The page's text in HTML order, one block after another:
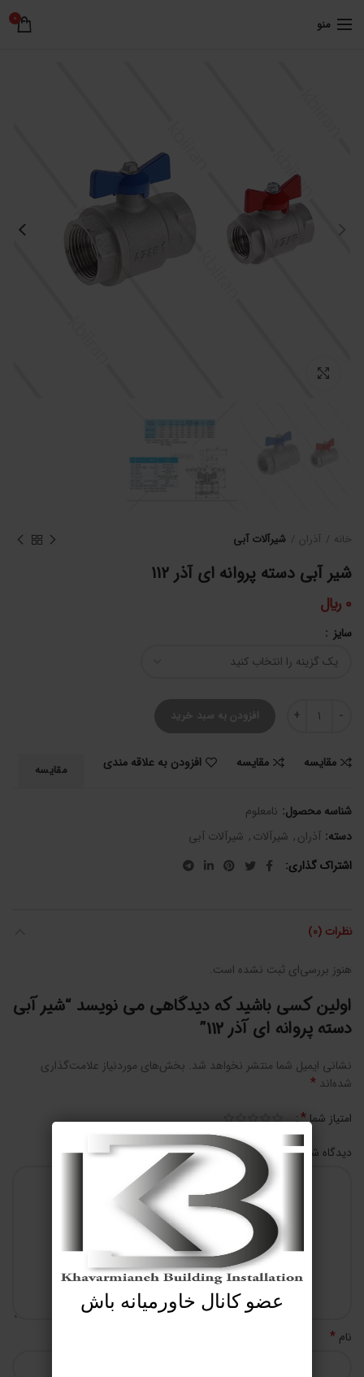
منو 0
خانه آذران شیرآلات آبی
شیر آبی دسته پروانه ای آذر 112
0 ﷼
سایز
شیر آبی دسته پروانه ای آذر 112 عددافزودن به سبد خرید
مقایسه مقایسه افزودن به علاقه مندی مقایسه
شناسه محصول: نامعلوم
دسته: آذران, شیرآلات, شیرآلات آبی
اشتراک گذاری
نظرات (0)
هنوز بررسی‌ای ثبت نشده است.
اولین کسی باشید که دیدگاهی می نویسد “شیر آبی
دسته پروانه ای آذر 112”
نشانی ایمیل شما منتشر نخواهد شد. بخش‌های موردنیاز علامت‌گذاری
شده‌اند *
امتیاز شما*
دیدگاه شما*
نام *
عضو کانال خاورمیانه باش